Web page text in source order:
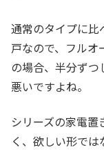
通常のタイプに比
戸なので、フルオ
の場合、半分ず
悪いですよね。
シリーズの家電
く、欲しい形で